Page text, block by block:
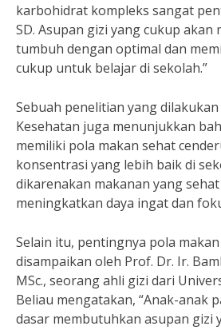
karbohidrat kompleks sangat
SD. Asupan gizi yang cukup akan
tumbuh dengan optimal dan
cukup untuk belajar di sekolah.”
Sebuah penelitian yang
Kesehatan juga menunjukkan
memiliki pola makan sehat
konsentrasi yang lebih baik di
dikarenakan makanan yang
meningkatkan daya ingat dan
Selain itu, pentingnya pola
disampaikan oleh Prof. Dr. Ir.
MSc., seorang ahli gizi dari
Beliau mengatakan, “Anak-anak
dasar membutuhkan asupan gizi